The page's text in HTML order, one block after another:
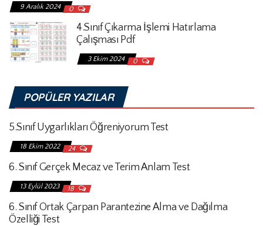
9 Aralık 2024 0
4.Sınıf Çıkarma İşlemi Hatırlama
Çalışması Pdf
3 Ekim 2024 0
POPÜLER YAZILAR
5.Sınıf Uygarlıkları Öğreniyorum Test
18 Ekim 2022 24
6. Sınıf Gerçek Mecaz ve Terim Anlam Test
13 Eylül 2023 18
6. Sınıf Ortak Çarpan Parantezine Alma ve Dağılma
Özelliği Test